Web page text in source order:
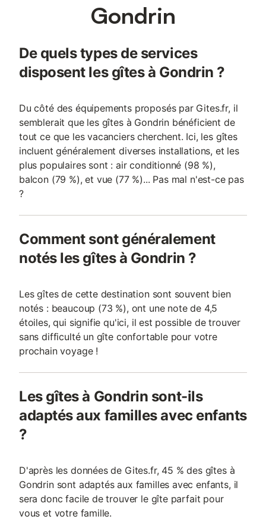
Gondrin
De quels types de services
disposent les gîtes à Gondrin ?
Du côté des équipements proposés par Gites.fr, il
semblerait que les gîtes à Gondrin bénéficient de
tout ce que les vacanciers cherchent. Ici, les gîtes
incluent généralement diverses installations, et les
plus populaires sont : air conditionné (98 %),
balcon (79 %), et vue (77 %)... Pas mal n'est-ce pas
?
Comment sont généralement
notés les gîtes à Gondrin ?
Les gîtes de cette destination sont souvent bien
notés : beaucoup (73 %), ont une note de 4,5
étoiles, qui signifie qu'ici, il est possible de trouver
sans difficulté un gîte confortable pour votre
prochain voyage !
Les gîtes à Gondrin sont-ils
adaptés aux familles avec enfants
?
D'après les données de Gites.fr, 45 % des gîtes à
Gondrin sont adaptés aux familles avec enfants, il
sera donc facile de trouver le gîte parfait pour
vous et votre famille.